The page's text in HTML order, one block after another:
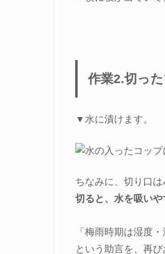
作業2.切っ
▼水に漬けます。
ちなみに、切り口
切ると、水を吸い
「梅雨時期は湿度
という助言を、再